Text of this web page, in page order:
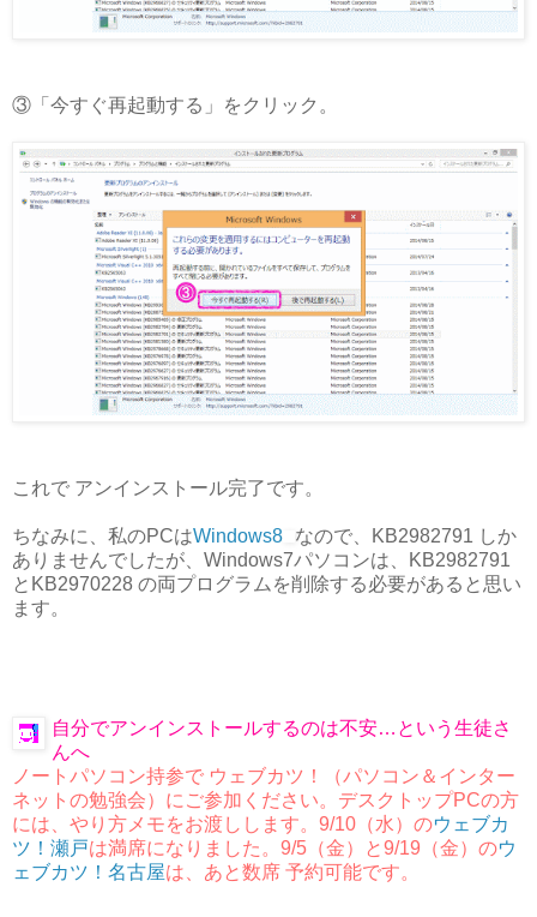
③「今すぐ再起動する」をクリック。
これで アンインストール完了です。
ちなみに、私のPCはWindows8
なので、KB2982791 しか
ありませんでしたが、Windows7パソコンは、KB2982791
とKB2970228 の両プログラムを削除する必要があると思い
ます。
自分でアンインストールするのは不安…という生徒さ
んへ
ノートパソコン持参で ウェブカツ！（パソコン＆インター
ネットの勉強会）にご参加ください。デスクトップPCの方
には、やり方メモをお渡しします。9/10（水）のウェブカ
ツ！瀬戸は満席になりました 。9/5（金）と9/19（金）のウ
ェブカツ！名古屋は、あと数席 予約可能です。